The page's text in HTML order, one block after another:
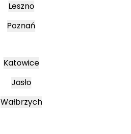
Leszno
Poznań
Katowice
Jasło
Wałbrzych